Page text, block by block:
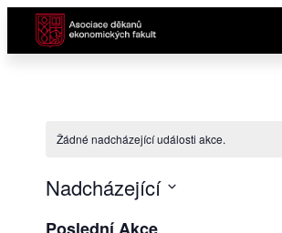
Žádné nadcházející události akce.
Nadcházející
Poslední Akce